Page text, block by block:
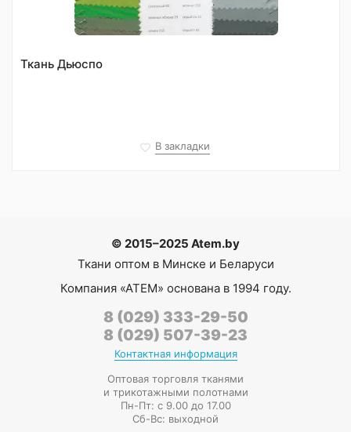
Ткань Дьюспо
В закладки
© 2015–2025 Atem.by
Ткани оптом в Минске и Беларуси
Компания «АТЕМ» основана в 1994 году.
8 (029) 333-29-50
8 (029) 507-39-23
Контактная информация
Оптовая торговля тканями
и трикотажными полотнами
Пн-Пт: с 9.00 до 17.00
Сб-Вс: выходной